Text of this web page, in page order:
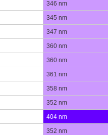
346 nm
345 nm
347 nm
360 nm
360 nm
361 nm
358 nm
352 nm
404 nm
352 nm